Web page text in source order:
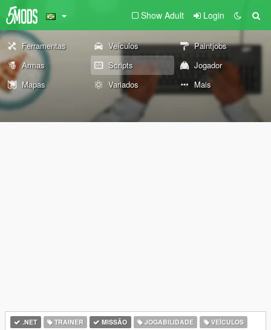
Show Adult Login
Ferramentas Veículos
Paintjobs
Armas
Scripts
Jogador
Mapas
Variados Mais
.NET TRAINER MISSÃO JOGABILIDADE
VEÍCULOS